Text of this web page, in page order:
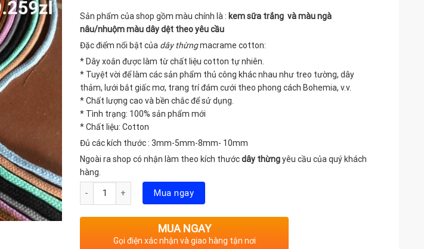
là:
200.000₫.
tại
là:
185.000₫.
Sản phẩm của shop gồm màu chính là : kem sữa trắng và màu ngà
nâu/nhuộm màu dây dệt theo yêu cầu
Đặc điểm nổi bật của dây thừngmacrame cotton:
* Dây xoắn được làm từ chất liệu cotton tự nhiên.
* Tuyệt vời để làm các sản phẩm thủ công khác nhau như treo tường, dây
thảm, lưới bắt giấc mơ, trang trí đám cưới theo phong cách Bohemia, v.v.
* Chất lượng cao và bền chắc để sử dụng.
* Tình trạng: 100% sản phẩm mới
* Chất liệu: Cotton
Đủ các kích thước : 3mm-5mm-8mm- 10mm
Ngoài ra shop có nhận làm theo kích thướcdây thừngyêu cầu của quý khách
hàng.
Số lượng
Mua ngay
MUA NGAY
Gọi điện xác nhận và giao hàng tận nơi